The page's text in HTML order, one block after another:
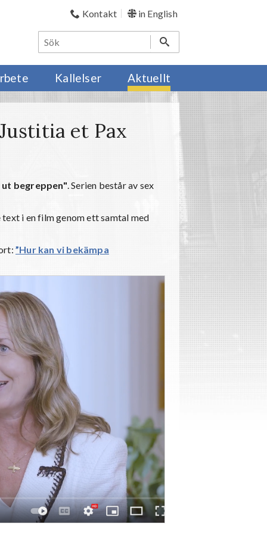
Kontakt in English
Kallelser Aktuellt
et Pax
begreppen". Serien består av sex
i en film genom ett samtal med
”Hur kan vi bekämpa